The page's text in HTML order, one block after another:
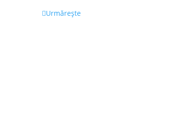
Urmărește